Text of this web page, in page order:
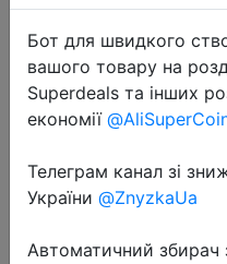
Перейти
#Wildberries #RU
Бот для швидкого
вашого товару на
Superdeals та інших
економії
Телеграм канал зі
України @ZnyzkaUa
Автоматичний збирач